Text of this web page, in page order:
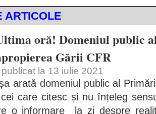
ARTICOLE
oră! Domeniul public
Gării CFR
publicat la 13 iulie 2021
arată domeniul public al
care citesc și nu înțeleg
o informare la zi despre